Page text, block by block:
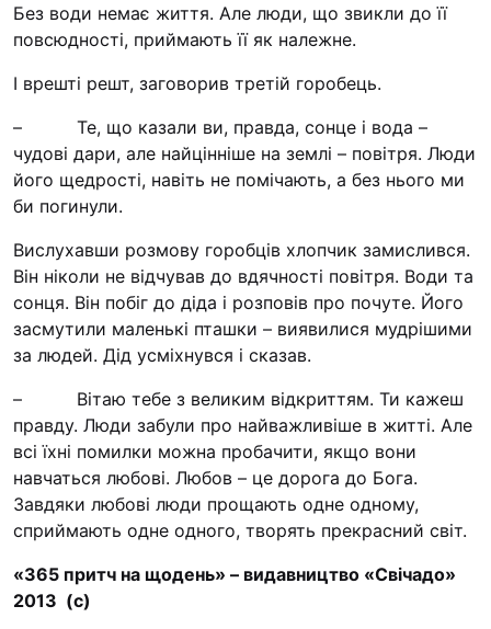
Законодавство
Контакти
(096) 749 79 80
Без води немає життя. Але люди, що звикли до її
повсюдності, приймають її як належне.
І врешті решт, заговорив третій горобець.
– Те, що казали ви, правда, сонце і вода –
чудові дари, але найцінніше на землі – повітря. Люди
його щедрості, навіть не помічають, а без нього ми
би погинули.
Вислухавши розмову горобців хлопчик замислився.
Він ніколи не відчував до вдячності повітря. Води та
сонця. Він побіг до діда і розповів про почуте. Його
засмутили маленькі пташки – виявилися мудрішими
за людей. Дід усміхнувся і сказав.
– Вітаю тебе з великим відкриттям. Ти кажеш
правду. Люди забули про найважливіше в житті. Але
всі їхні помилки можна пробачити, якщо вони
навчаться любові. Любов – це дорога до Бога.
Завдяки любові люди прощають одне одному,
сприймають одне одного, творять прекрасний світ.
«365 притч на щодень» – видавництво «Свічадо»
2013 (с)